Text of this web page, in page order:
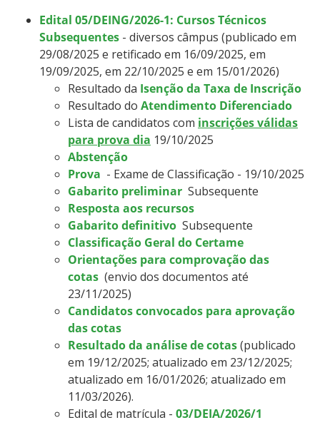
Edital 05/DEING/2026-1: Cursos Técnicos
Subsequentes - diversos câmpus (publicado em
29/08/2025 e retificado em 16/09/2025, em
19/09/2025, em 22/10/2025 e em 15/01/2026)
Resultado da Isenção da Taxa de Inscrição
Resultado do Atendimento Diferenciado
Lista de candidatos com inscrições válidas
para prova dia 19/10/2025
Abstenção
Prova - Exame de Classificação - 19/10/2025
Gabarito preliminar Subsequente
Resposta aos recursos
Gabarito definitivo Subsequente
Classificação Geral do Certame
Orientações para comprovação das
cotas (envio dos documentos até
23/11/2025)
Candidatos convocados para aprovação
das cotas
Resultado da análise de cotas(publicado
em 19/12/2025; atualizado em 23/12/2025;
atualizado em 16/01/2026; atualizado em
11/03/2026).
Edital de matrícula - 03/DEIA/2026/1